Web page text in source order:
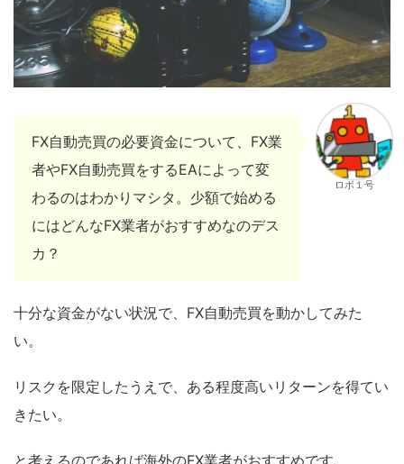
FX自動売買の必要資金について、FX業
者やFX自動売買をするEAによって変
わるのはわかりマシタ。少額で始める
にはどんなFX業者がおすすめなのデス
カ？
ロボ１号
十分な資金がない状況で、FX自動売買を動かしてみた
い。
リスクを限定したうえで、ある程度高いリターンを得てい
きたい。